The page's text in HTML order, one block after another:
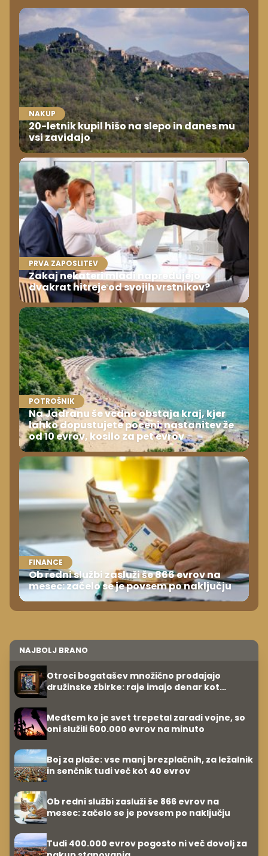
NAKUP
20-letnik kupil hišo na slepo in danes mu
vsi zavidajo
PRVA ZAPOSLITEV
Zakaj nekateri mladi napredujejo
dvakrat hitreje od svojih vrstnikov?
POTROŠNIK
Na Jadranu še vedno obstaja kraj, kjer
lahko dopustujete poceni: nastanitev že
od 10 evrov, kosilo za pet evrov
FINANCE
Ob redni službi zasluži še 866 evrov na
mesec: začelo se je povsem po naključju
NAJBOLJ BRANO
Otroci bogatašev množično prodajajo
družinske zbirke: raje imajo denar kot
Medtem ko je svet trepetal zaradi vojne, so
oni služili 600.000 evrov na minuto
Boj za plaže: vse manj brezplačnih, za ležalnik
in senčnik tudi več kot 40 evrov
Ob redni službi zasluži še 866 evrov na
mesec: začelo se je povsem po naključju
Tudi 400.000 evrov pogosto ni več dovolj za